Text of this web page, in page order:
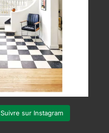
Suivre sur Instagram